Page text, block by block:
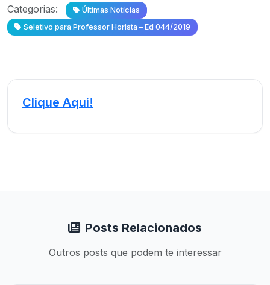
Categorias:
Últimas Notícias
Seletivo para Professor Horista – Ed 044/2019
Clique Aqui!
Posts Relacionados
Outros posts que podem te interessar